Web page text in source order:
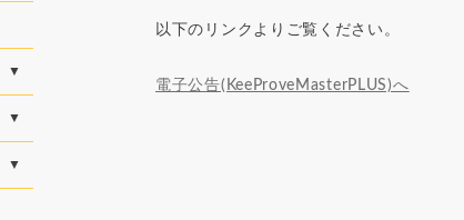
以下のリンクよりご覧ください。
電子公告(KeeProveMasterPLUS)へ